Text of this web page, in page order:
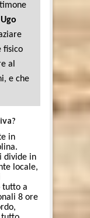
fisico
al
e che
in
divide in
locale,
tutto a
8 ore